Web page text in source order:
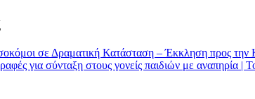
σε Δραματική Κατάσταση – Έκκληση προς
για σύνταξη στους γονείς παιδιών με αναπηρία |